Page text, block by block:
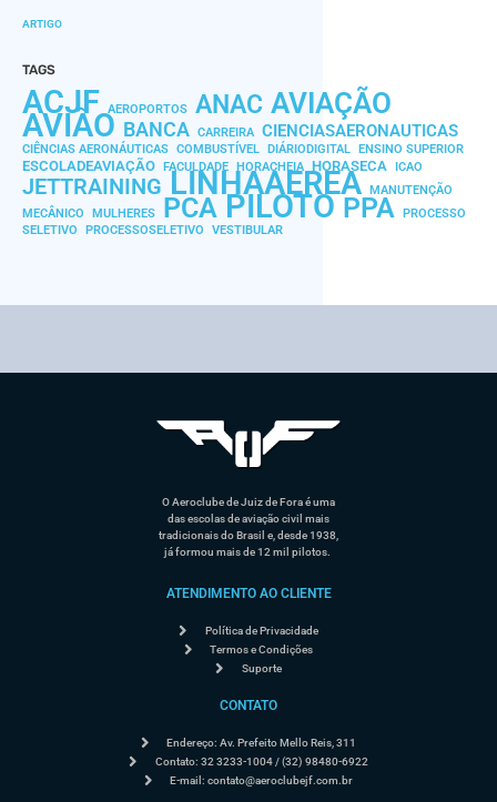
ARTIGO
TAGS
ACJF AEROPORTOS ANAC AVIAÇÃO
AVIÃO BANCA CARREIRA CIENCIASAERONAUTICAS
CIÊNCIAS AERONÁUTICAS COMBUSTÍVEL DIÁRIODIGITAL ENSINO SUPERIOR
ESCOLADEAVIAÇÃO FACULDADE HORACHEIA HORASECA ICAO
JETTRAINING LINHAAEREA MANUTENÇÃO
MECÂNICO
MULHERES PCA PILOTO PPA
PROCESSO
SELETIVO
PROCESSOSELETIVO VESTIBULAR
O Aeroclube de Juiz de Fora é uma
das escolas de aviação civil mais
tradicionais do Brasil e, desde 1938,
já formou mais de 12 mil pilotos.
ATENDIMENTO AO CLIENTE
Política de Privacidade
Termos e Condições
Suporte
CONTATO
Endereço: Av. Prefeito Mello Reis, 311
Contato: 32 3233-1004 / (32) 98480-6922
E-mail:contato@aeroclubejf.com.br